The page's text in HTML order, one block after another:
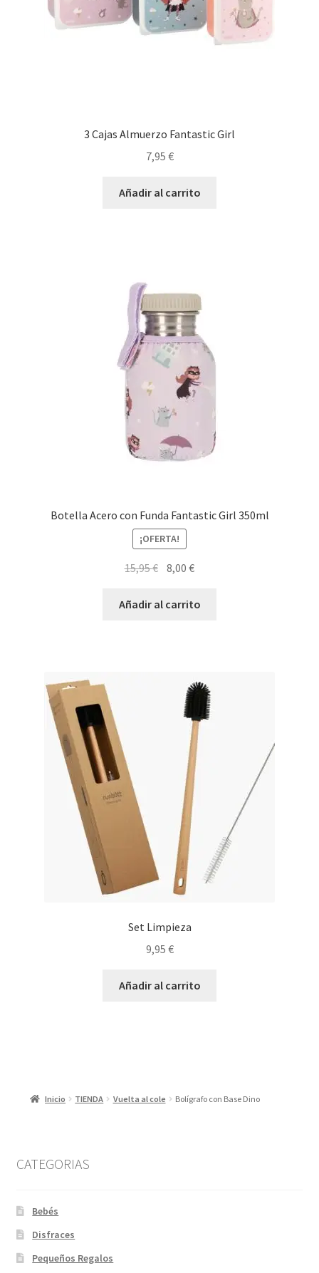
3 Cajas Almuerzo Fantastic Girl
7,95 €
Añadir al carrito
Botella Acero con Funda Fantastic Girl 350ml
¡OFERTA!
15,95€ El
original
8,00€El
actual
Añadir al carrito
Set Limpieza
9,95 €
Añadir al carrito
Inicio TIENDA Vuelta al cole Bolígrafo con Base Dino
CATEGORIAS
Bebés
Disfraces
Pequeños Regalos